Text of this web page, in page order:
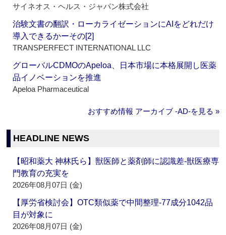
サイネオス・ヘルス・ジャパン株式会社
治験文書の翻訳・ローカライゼーションにAIをどれだけ
導入できるかーその[2]
TRANSPERFECT INTERNATIONAL LLC
グローバルCDMOのApeloa、日本市場に本格展開し医薬
品イノベーションを推進
Apeloa Pharmaceutical
おすすめ情報 アーカイブ ‐AD‐を見る »
HEADLINE NEWS
【昭和薬大 神林氏ら】獣医師と薬剤師に認識差‐獣医療専
門教育の充実を
2026年08月07日 (金)
【厚労省検討会】OTC類似薬で中間整理‐77成分1042品
目が対象に
2026年08月07日 (金)